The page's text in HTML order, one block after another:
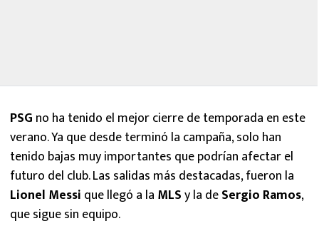
PSG no ha tenido el mejor cierre de temporada en este
verano. Ya que desde terminó la campaña, solo han
tenido bajas muy importantes que podrían afectar el
futuro del club. Las salidas más destacadas, fueron la
Lionel Messi que llegó a la MLSy la deSergio Ramos,
que sigue sin equipo.